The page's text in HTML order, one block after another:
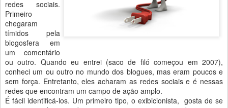
redes sociais.
Primeiro
chegaram
tímidos pela
blogosfera em
um comentário
ou outro. Quando eu entrei (saco de filó começou em 2007),
conheci um ou outro no mundo dos blogues, mas eram poucos e
sem força. Entretanto, eles acharam as redes sociais e é nessas
redes que encontram um campo de ação amplo.
É fácil identificá-los. Um primeiro tipo, o exibicionista, gosta de se